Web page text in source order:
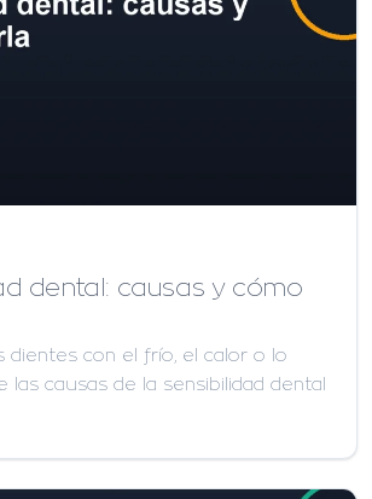
dental: causas y cómo
dientes con el frío, el calor o lo
las causas de la sensibilidad dental